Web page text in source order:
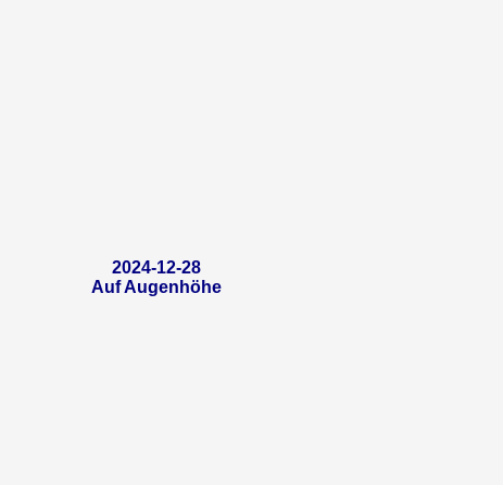
2024-12-28
Auf Augenhöhe